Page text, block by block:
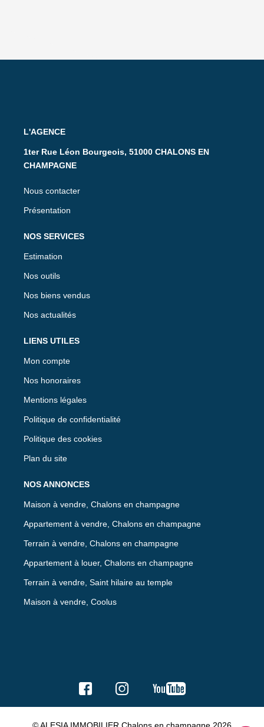
L'AGENCE
1ter Rue Léon Bourgeois, 51000 CHALONS EN
CHAMPAGNE
Nous contacter
Présentation
NOS SERVICES
Estimation
Nos outils
Nos biens vendus
Nos actualités
LIENS UTILES
Mon compte
Nos honoraires
Mentions légales
Politique de confidentialité
Politique des cookies
Plan du site
NOS ANNONCES
Maison à vendre, Chalons en champagne
Appartement à vendre, Chalons en champagne
Terrain à vendre, Chalons en champagne
Appartement à louer, Chalons en champagne
Terrain à vendre, Saint hilaire au temple
Maison à vendre, Coolus